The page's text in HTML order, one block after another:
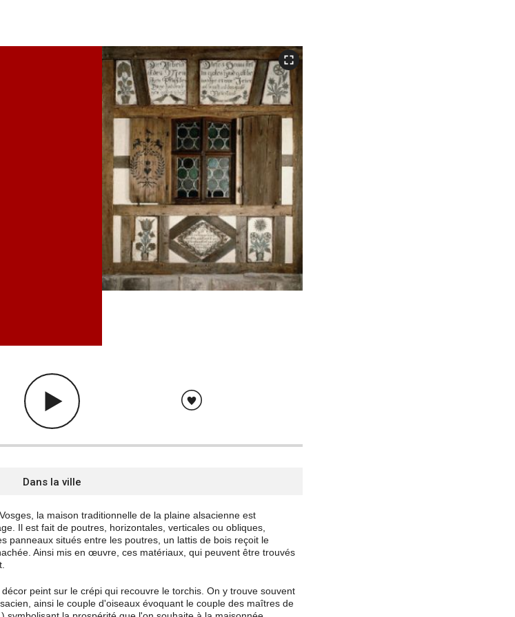
Dans la ville
la maison traditionnelle de la plaine alsacienne est
Il est fait de poutres, horizontales, verticales ou obliques,
panneaux situés entre les poutres, un lattis de bois reçoit le
Ainsi mis en œuvre, ces matériaux, qui peuvent être trouvés
peint sur le crépi qui recouvre le torchis. On y trouve souvent
ainsi le couple d'oiseaux évoquant le couple des maîtres de